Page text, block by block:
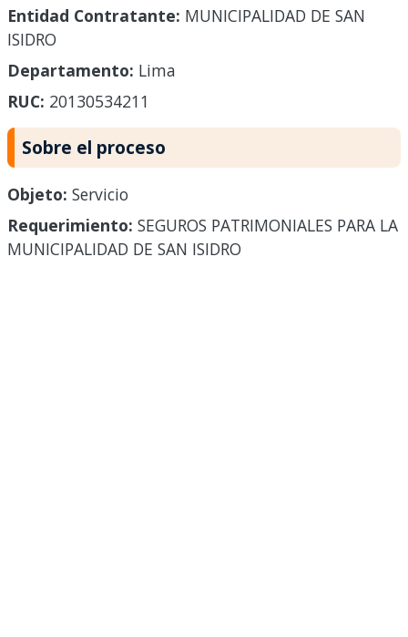
Entidad Contratante: MUNICIPALIDAD DE SAN
ISIDRO
Departamento: Lima
RUC: 20130534211
Sobre el proceso
Objeto: Servicio
Requerimiento: SEGUROS PATRIMONIALES PARA LA
MUNICIPALIDAD DE SAN ISIDRO